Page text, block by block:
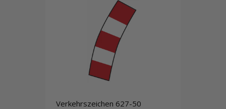
Verkehrszeichen 627-50